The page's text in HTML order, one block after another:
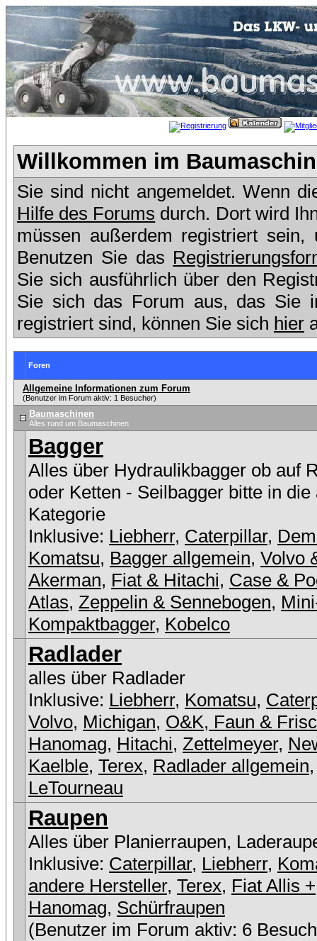
Willkommen im
Sie sind nicht angemeldet. Wenn
Hilfe des Forums durch. Dort wird
müssen außerdem registriert
Benutzen Sie das
Sie sich ausführlich über den
Sie sich das Forum aus, das Sie
registriert sind, können Sie sich hier
Foren
Allgemeine Informationen zum Forum
(Benutzer im Forum aktiv: 1 Besucher)
Baumaschinen
Alles rund um Baumaschinen
Bagger
Alles über Hydraulikbagger ob auf
oder Ketten - Seilbagger bitte in die
Kategorie
Inklusive: Liebherr, Caterpillar,
Komatsu, Bagger allgemein, Volvo
Akerman, Fiat & Hitachi, Case &
Atlas, Zeppelin & Sennebogen,
Kompaktbagger, Kobelco
Radlader
alles über Radlader
Inklusive: Liebherr, Komatsu,
Volvo, Michigan, O&K, Faun &
Hanomag, Hitachi, Zettelmeyer,
Kaelble, Terex, Radlader allgemein,
LeTourneau
Raupen
Alles über Planierraupen,
Inklusive: Caterpillar, Liebherr,
andere Hersteller, Terex, Fiat Allis +
Hanomag, Schürfraupen
(Benutzer im Forum aktiv: 6